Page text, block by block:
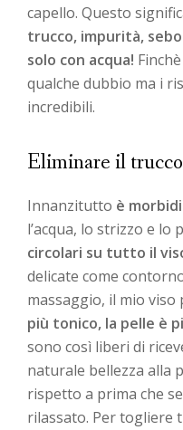
capello. Questo
trucco, impurità,
solo con acqua!
qualche dubbio ma i
incredibili.
Eliminare il
Innanzitutto è
l’acqua, lo strizzo e lo
circolari su tutto il
delicate come
massaggio, il mio
più tonico, la pelle è
sono così liberi di
naturale bellezza alla
rispetto a prima che
rilassato. Per togliere